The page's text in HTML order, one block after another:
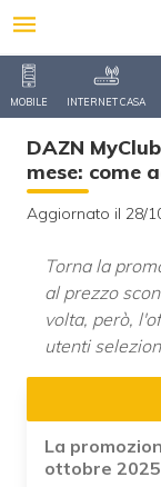
MOBILE INTERNET CASA
DAZN
mese: come
Aggiornato il 28/
Torna la
al prezzo
volta, però,
utenti
La
ottobre 2025